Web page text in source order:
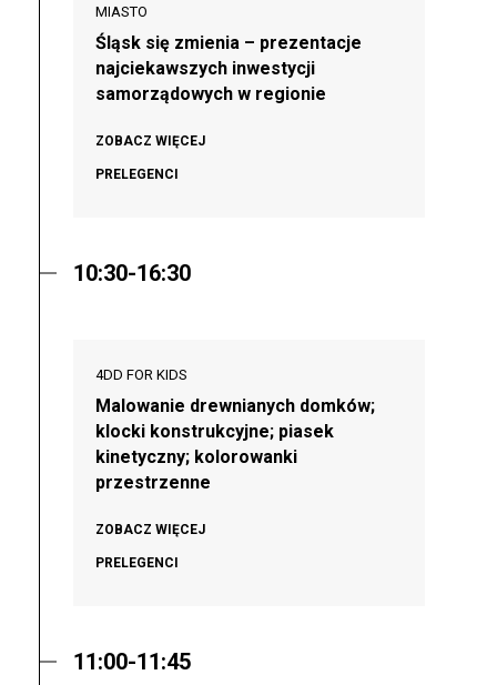
MIASTO
Śląsk się zmienia – prezentacje
najciekawszych inwestycji
samorządowych w regionie
ZOBACZ WIĘCEJ
PRELEGENCI
10:30-16:30
4DD FOR KIDS
Malowanie drewnianych domków;
klocki konstrukcyjne; piasek
kinetyczny; kolorowanki
przestrzenne
ZOBACZ WIĘCEJ
PRELEGENCI
11:00-11:45